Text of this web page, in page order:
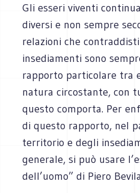
Gli esseri viventi
diversi e non sempre
relazioni che
insediamenti sono
rapporto particolare tra
natura circostante, con
questo comporta. Per
di questo rapporto, nel
territorio e degli
generale, si può usare
dell’uomo” di Piero